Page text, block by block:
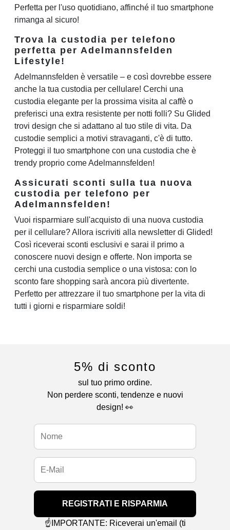
Perfetta per l'uso quotidiano, affinché il tuo smartphone
rimanga al sicuro!
Trova la custodia per telefono
perfetta per Adelmannsfelden
Lifestyle!
Adelmannsfelden è versatile – e così dovrebbe essere
anche la tua custodia per cellulare! Cerchi una
custodia elegante per la prossima visita al caffè o
preferisci una extra resistente per notti folli? Su Glided
trovi design che si adattano al tuo stile di vita. Da
custodie semplici a motivi stravaganti, c'è di tutto.
Proteggi il tuo smartphone con una custodia che è
trendy proprio come Adelmannsfelden!
Assicurati sconti sulla tua nuova
custodia per telefono per
Adelmannsfelden!
Vuoi risparmiare sull'acquisto di una nuova custodia
per il cellulare? Allora iscriviti alla newsletter di Glided!
Così riceverai sconti esclusivi e sarai il primo a
conoscere nuovi design e offerte. Non importa se
cerchi una custodia semplice o una vistosa: con lo
sconto fare shopping sarà ancora più divertente.
Perfetto per attrezzare il tuo smartphone per la vita di
tutti i giorni e risparmiare soldi!
5% di sconto
sul tuo primo ordine.
Non perdere sconti, tendenze e nuovi
design! 👀
REGISTRATI E RISPARMIA
☝️IMPORTANTE: Riceverai un'email (ti